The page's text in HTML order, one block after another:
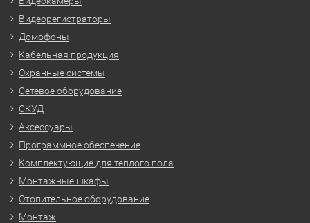
Видеорегистраторы
Домофоны
Кабельная продукция
Охранные системы
Сетевое оборудование
СКУД
Аксессуары
Программное обеспечение
Комплектующие для тёплого пола
Монтажные шкафы
Отопительное оборудование
Монтаж